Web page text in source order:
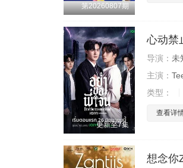
第20260807期
更新至7集
心动禁
导演： 未
主演：
类型：
查看详
想念你